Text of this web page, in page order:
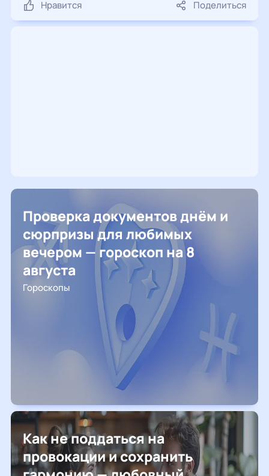
Нравится Поделиться
Проверка документов днём и
сюрпризы для любимых
вечером — гороскоп на 8
августа
Гороскопы
Как не поддаться на
провокации и сохранить